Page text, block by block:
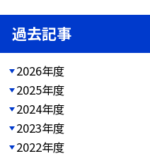
過去記事
2026年度
2025年度
2024年度
2023年度
2022年度